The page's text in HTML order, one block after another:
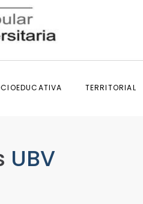
TERRITORIAL
UBV